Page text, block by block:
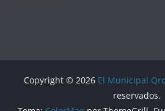
Copyright © 2026 El Municipal
reservados.